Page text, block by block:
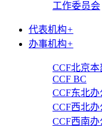
工作委员会
代表机构+
办事机构+
CCF北京本
CCF BC
CCF东北办
CCF西北办
CCF西南办